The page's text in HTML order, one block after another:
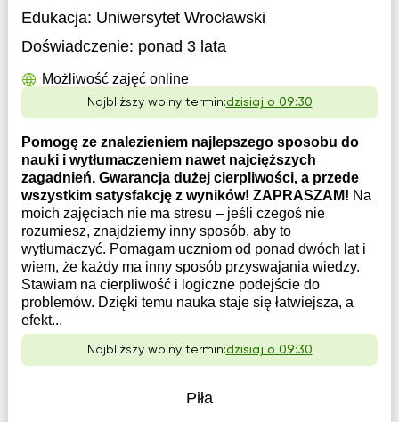
Edukacja: Uniwersytet Wrocławski
Doświadczenie: ponad 3 lata
Możliwość zajęć online
Najbliższy wolny termin:dzisiaj o 09:30
Pomogę ze znalezieniem najlepszego sposobu do
nauki i wytłumaczeniem nawet najcięższych
zagadnień. Gwarancja dużej cierpliwości, a przede
wszystkim satysfakcję z wyników! ZAPRASZAM! Na
moich zajęciach nie ma stresu – jeśli czegoś nie
rozumiesz, znajdziemy inny sposób, aby to
wytłumaczyć. Pomagam uczniom od ponad dwóch lat i
wiem, że każdy ma inny sposób przyswajania wiedzy.
Stawiam na cierpliwość i logiczne podejście do
problemów. Dzięki temu nauka staje się łatwiejsza, a
efekt...
Najbliższy wolny termin:dzisiaj o 09:30
Piła